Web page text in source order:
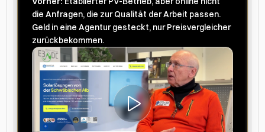
die Anfragen, die zur Qualität der Arbeit passen.
Geld in eine Agentur gesteckt, nur Preisvergleicher
zurückbekommen.